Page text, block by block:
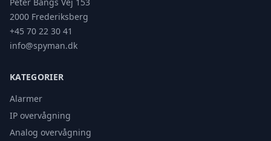
2000 Frederiksberg
+45 70 22 30 41
info@spyman.dk
KATEGORIER
Alarmer
IP overvågning
Analog overvågning